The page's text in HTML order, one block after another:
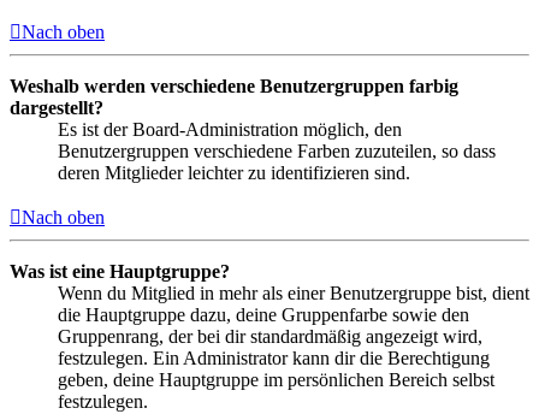
Nach oben
Weshalb werden verschiedene Benutzergruppen farbig
dargestellt?
Es ist der Board-Administration möglich, den
Benutzergruppen verschiedene Farben zuzuteilen, so dass
deren Mitglieder leichter zu identifizieren sind.
Nach oben
Was ist eine Hauptgruppe?
Wenn du Mitglied in mehr als einer Benutzergruppe bist, dient
die Hauptgruppe dazu, deine Gruppenfarbe sowie den
Gruppenrang, der bei dir standardmäßig angezeigt wird,
festzulegen. Ein Administrator kann dir die Berechtigung
geben, deine Hauptgruppe im persönlichen Bereich selbst
festzulegen.